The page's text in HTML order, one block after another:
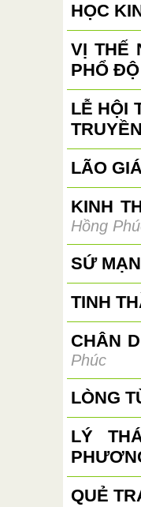
HỌC
VỊ THẾ
PHỔ ĐỘ
LỄ HỘI
LÃO
KINH
Hồng
SỨ
TINH
CHÂN
Phúc
LÒNG
LÝ
QUẺ